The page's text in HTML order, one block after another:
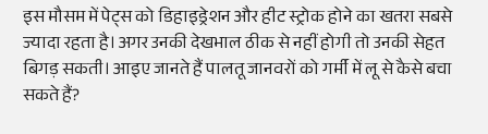
इस मौसम में पेट्स को डिहाइड्रेशन और हीट स्ट्रोक होने का खतरा सबसे
ज्यादा रहता है। अगर उनकी देखभाल ठीक से नहीं होगी तो उनकी सेहत
बिगड़ सकती। आइए जानते हैं पालतू जानवरों को गर्मी में लू से कैसे बचा
सकते हैं?